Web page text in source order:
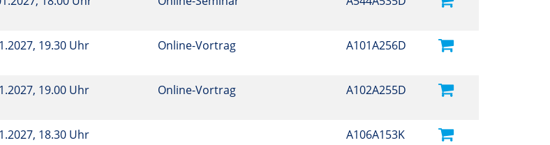
19.30 Uhr Online-Vortrag A101A256D
19.00 Uhr Online-Vortrag A102A255D
18.30 Uhr A106A153K